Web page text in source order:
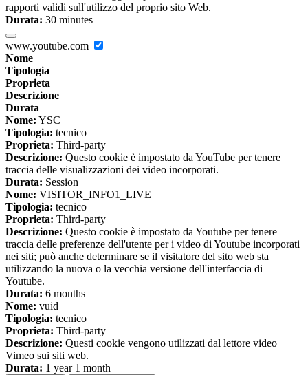
rapporti validi sull'utilizzo del proprio sito Web.
Durata: 30 minutes
www.youtube.com
Nome
Tipologia
Proprieta
Descrizione
Durata
Nome: YSC
Tipologia: tecnico
Proprieta: Third-party
Descrizione: Questo cookie è impostato da YouTube per tenere
traccia delle visualizzazioni dei video incorporati.
Durata: Session
Nome: VISITOR_INFO1_LIVE
Tipologia: tecnico
Proprieta: Third-party
Descrizione: Questo cookie è impostato da Youtube per tenere
traccia delle preferenze dell'utente per i video di Youtube incorporati
nei siti; può anche determinare se il visitatore del sito web sta
utilizzando la nuova o la vecchia versione dell'interfaccia di
Youtube.
Durata: 6 months
Nome: vuid
Tipologia: tecnico
Proprieta: Third-party
Descrizione: Questi cookie vengono utilizzati dal lettore video
Vimeo sui siti web.
Durata: 1 year 1 month